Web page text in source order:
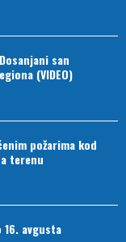
san
(VIDEO)
požarima kod
terenu
avgusta